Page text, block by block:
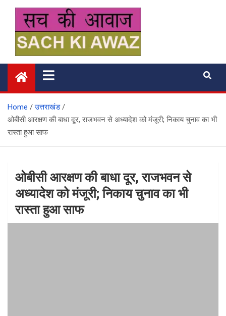
content
सच की आवाज
Home
उत्तराखंड
ओबीसी आरक्षण की बाधा दूर, राजभवन से अध्यादेश को मंजूरी; निकाय चुनाव का भी
रास्ता हुआ साफ
ओबीसी आरक्षण की बाधा दूर, राजभवन से
अध्यादेश को मंजूरी; निकाय चुनाव का भी
रास्ता हुआ साफ